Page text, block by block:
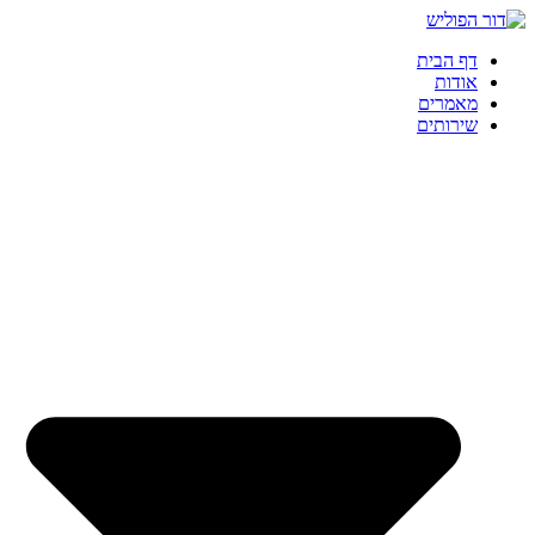
דף הבית
אודות
מאמרים
שירותים